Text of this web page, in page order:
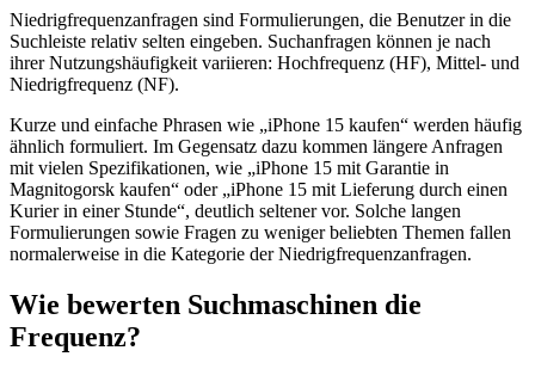
Niedrigfrequenzanfragen sind Formulierungen, die Benutzer in die
Suchleiste relativ selten eingeben. Suchanfragen können je nach
ihrer Nutzungshäufigkeit variieren: Hochfrequenz (HF), Mittel- und
Niedrigfrequenz (NF).
Kurze und einfache Phrasen wie „iPhone 15 kaufen“ werden häufig
ähnlich formuliert. Im Gegensatz dazu kommen längere Anfragen
mit vielen Spezifikationen, wie „iPhone 15 mit Garantie in
Magnitogorsk kaufen“ oder „iPhone 15 mit Lieferung durch einen
Kurier in einer Stunde“, deutlich seltener vor. Solche langen
Formulierungen sowie Fragen zu weniger beliebten Themen fallen
normalerweise in die Kategorie der Niedrigfrequenzanfragen.
Wie bewerten Suchmaschinen die
Frequenz?